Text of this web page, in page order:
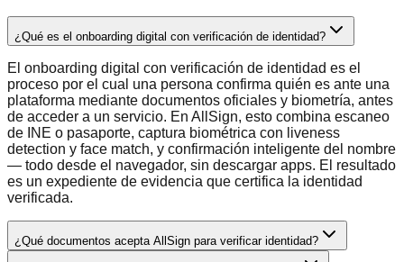
¿Qué es el onboarding digital con verificación de identidad?
El onboarding digital con verificación de identidad es el
proceso por el cual una persona confirma quién es ante una
plataforma mediante documentos oficiales y biometría, antes
de acceder a un servicio. En AllSign, esto combina escaneo
de INE o pasaporte, captura biométrica con liveness
detection y face match, y confirmación inteligente del nombre
— todo desde el navegador, sin descargar apps. El resultado
es un expediente de evidencia que certifica la identidad
verificada.
¿Qué documentos acepta AllSign para verificar identidad?